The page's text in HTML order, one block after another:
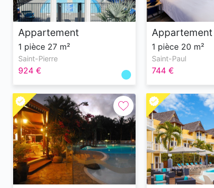
Appartement
1 pièce 27 m²
Saint-Pierre
924 €
Appartement
1 pièce 20 m²
Saint-Paul
744 €